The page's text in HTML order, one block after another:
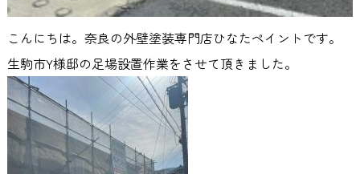
こんにちは。奈良の外壁塗装専門店ひなたペイントです。
生駒市Y様邸の足場設置作業をさせて頂きました。